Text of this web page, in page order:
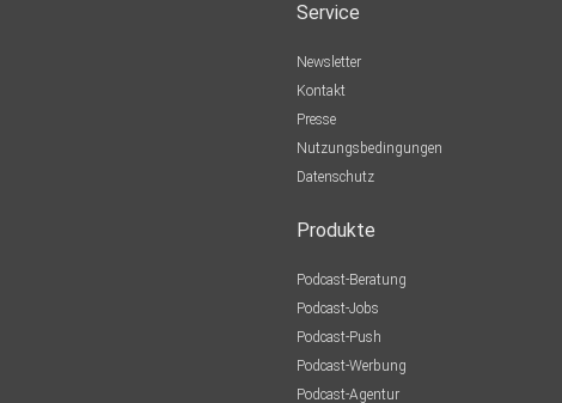
Service
Newsletter
Kontakt
Presse
Nutzungsbedingungen
Datenschutz
Produkte
Podcast-Beratung
Podcast-Jobs
Podcast-Push
Podcast-Werbung
Podcast-Agentur